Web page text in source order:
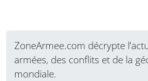
ZoneArmee.com décrypte
armées, des conflits et de la
mondiale.